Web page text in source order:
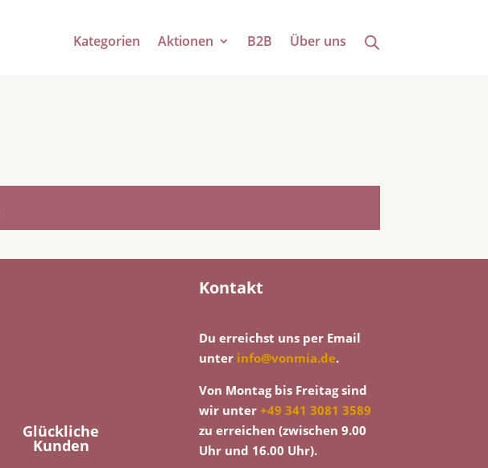
Kategorien Aktionen B2B Über uns
Glückliche
Kunden
Kontakt
Du erreichst uns per Email
unter info@vonmia.de.
Von Montag bis Freitag sind
wir unter+49 341 3081 3589
zu erreichen (zwischen 9.00
Uhr und 16.00 Uhr).